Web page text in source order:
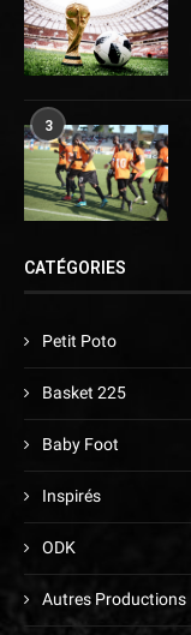
3
CATÉGORIES
Petit Poto
Basket 225
Baby Foot
Inspirés
ODK
Autres Productions